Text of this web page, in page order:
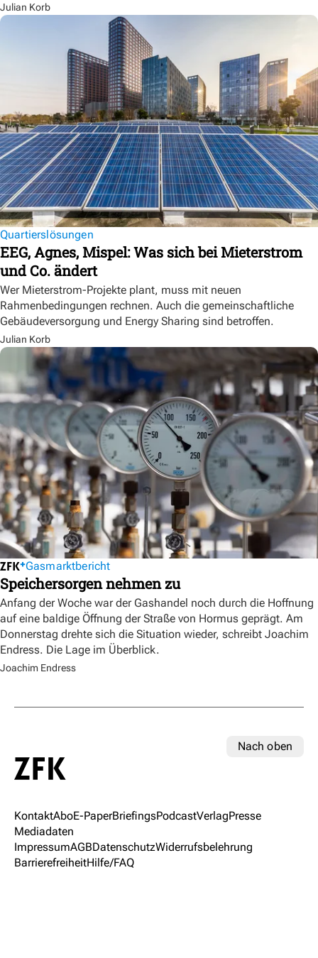
Julian Korb
Quartierslösungen
EEG, Agnes, Mispel: Was sich bei Mieterstrom
und Co. ändert
Wer Mieterstrom-Projekte plant, muss mit neuen
Rahmenbedingungen rechnen. Auch die gemeinschaftliche
Gebäudeversorgung und Energy Sharing sind betroffen.
Julian Korb
Gasmarktbericht
Speichersorgen nehmen zu
Anfang der Woche war der Gashandel noch durch die Hoffnung
auf eine baldige Öffnung der Straße von Hormus geprägt. Am
Donnerstag drehte sich die Situation wieder, schreibt Joachim
Endress. Die Lage im Überblick.
Joachim Endress
Nach oben
KontaktAboE-PaperBriefingsPodcastVerlagPresse
Mediadaten
ImpressumAGBDatenschutzWiderrufsbelehrung
BarrierefreiheitHilfe/FAQ